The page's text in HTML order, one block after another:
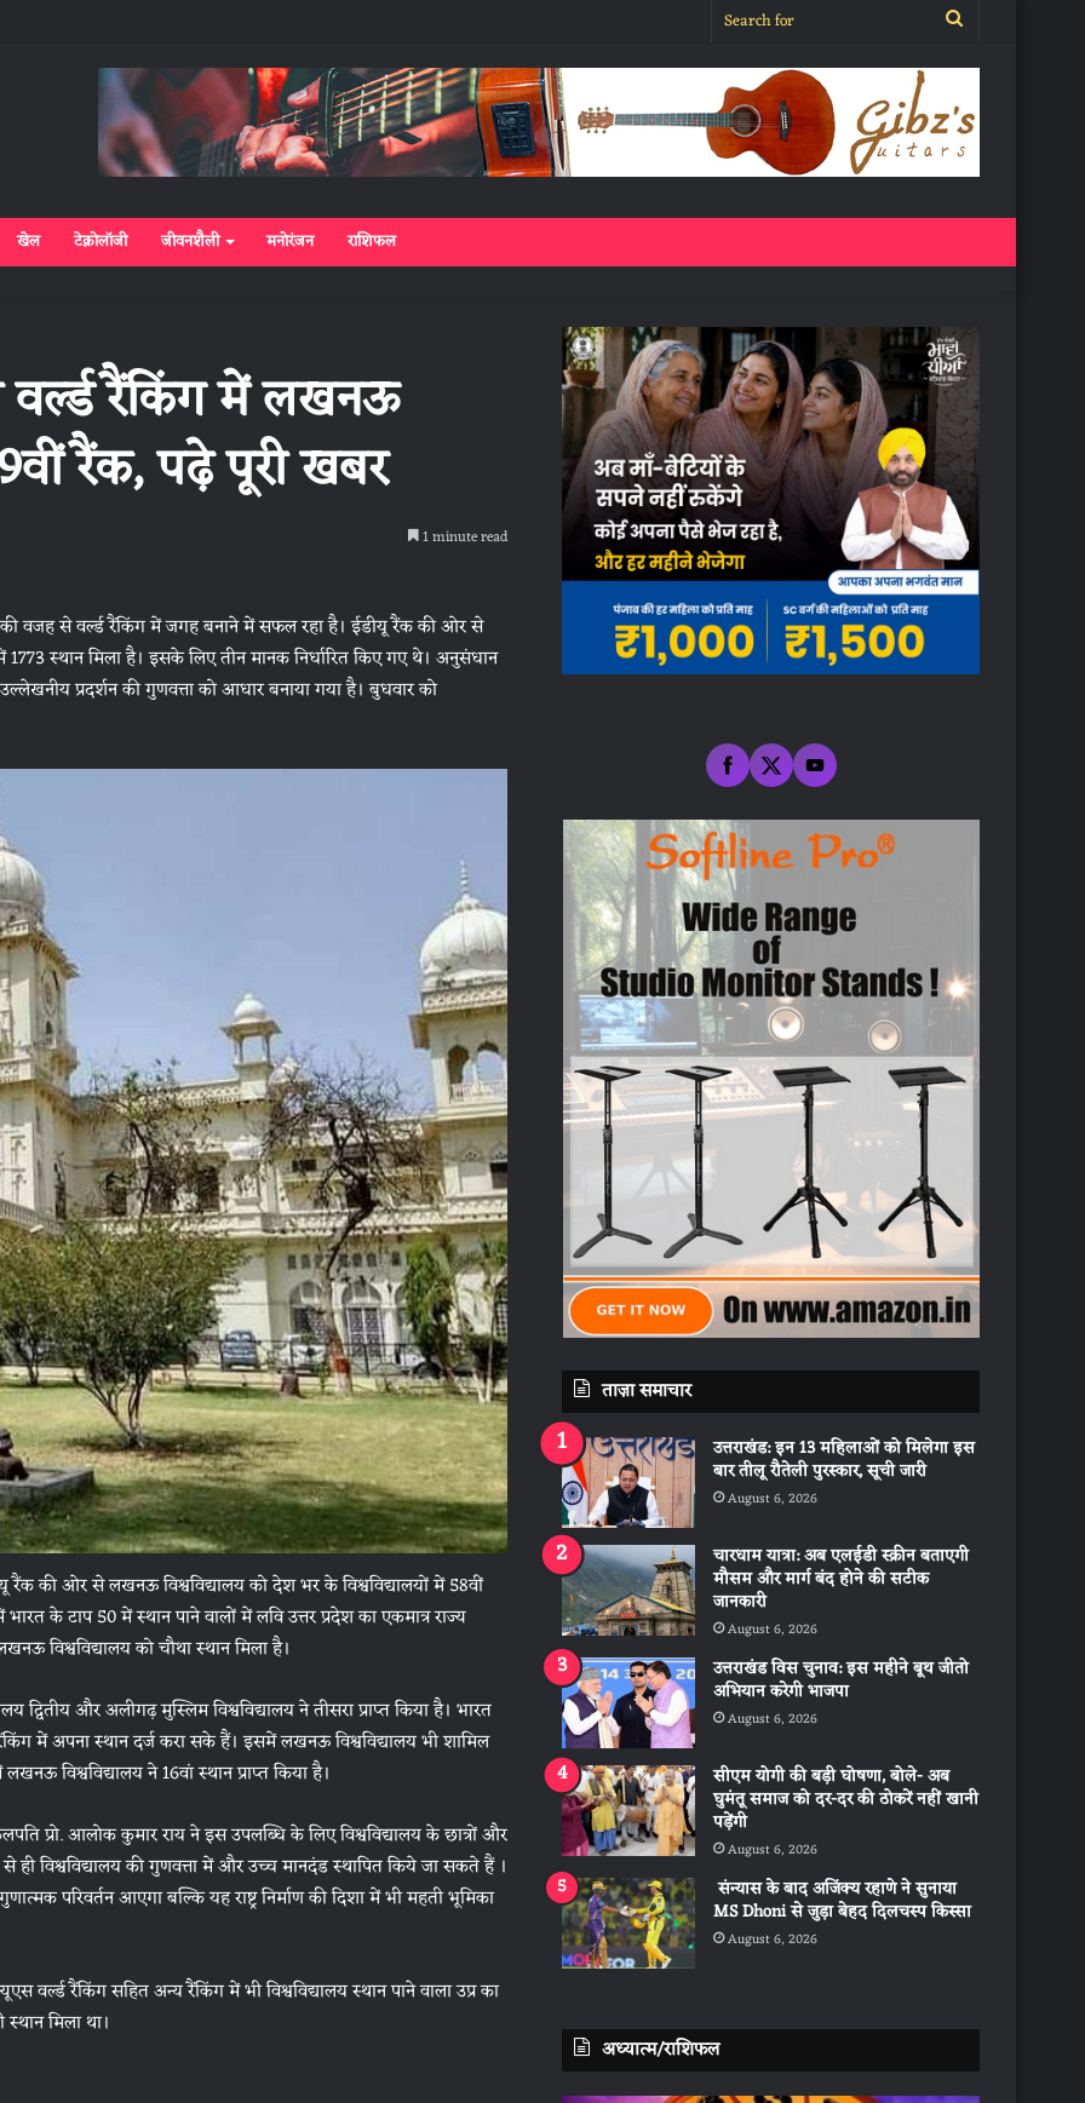
Search
for
खेल टेक्नोलॉजी जीवनशैली मनोरंजन राशिफल
रैंकिंग में लखनऊ
रैंक, पढ़े पूरी खबर
1 minute read
वजह से वर्ल्ड रैंकिंग में जगह बनाने में सफल रहा है। ईडीयू रैंक की ओर से
स्थान मिला है। इसके लिए तीन मानक निर्धारित किए गए थे। अनुसंधान
प्रदर्शन की गुणवत्ता को आधार बनाया गया है। बुधवार को
रैंक की ओर से लखनऊ विश्वविद्यालय को देश भर के विश्वविद्यालयों में 58वीं
के टाप 50 में स्थान पाने वालों में लवि उत्तर प्रदेश का एकमात्र राज्य
विश्वविद्यालय को चौथा स्थान मिला है।
द्वितीय और अलीगढ़ मुस्लिम विश्वविद्यालय ने तीसरा प्राप्त किया है। भारत
में अपना स्थान दर्ज करा सके हैं। इसमें लखनऊ विश्वविद्यालय भी शामिल
विश्वविद्यालय ने 16वां स्थान प्राप्त किया है।
प्रो. आलोक कुमार राय ने इस उपलब्धि के लिए विश्वविद्यालय के छात्रों और
विश्वविद्यालय की गुणवत्ता में और उच्च मानदंड स्थापित किये जा सकते हैं ।
परिवर्तन आएगा बल्कि यह राष्ट्र निर्माण की दिशा में भी महती भूमिका
वर्ल्ड रैंकिंग सहित अन्य रैंकिंग में भी विश्वविद्यालय स्थान पाने वाला उप्र का
मिला था।
ताज़ा समाचार
उत्तराखंड: इन 13 महिलाओं को मिलेगा इस
बार तीलू रौतेली पुरस्कार, सूची जारी
August 6, 2026
चारधाम यात्रा: अब एलईडी स्क्रीन बताएगी
मौसम और मार्ग बंद होने की सटीक
जानकारी
August 6, 2026
उत्तराखंड विस चुनाव: इस महीने बूथ जीतो
अभियान करेगी भाजपा
August 6, 2026
सीएम योगी की बड़ी घोषणा, बोले- अब
घुमंतू समाज को दर-दर की ठोकरें नहीं खानी
पड़ेंगी
August 6, 2026
संन्यास के बाद अजिंक्‍य रहाणे ने सुनाया
MS Dhoni से जुड़ा बेहद दिलचस्प किस्सा
August 6, 2026
अध्यात्म/राशिफल